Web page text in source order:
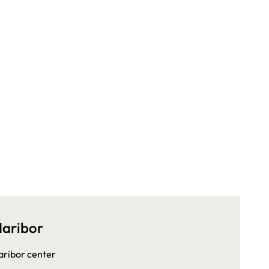
center